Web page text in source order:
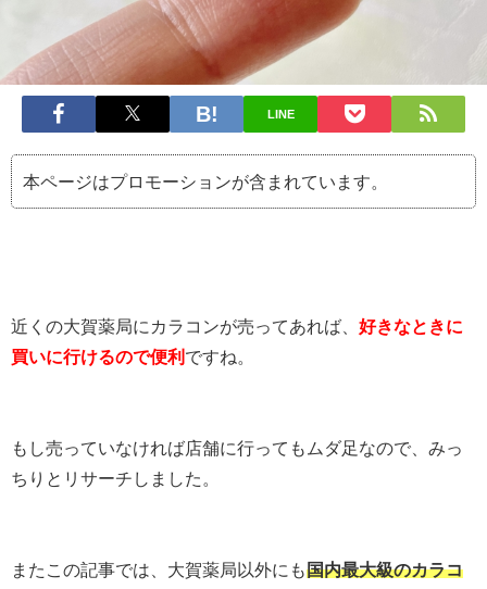
LINE
本ページはプロモーションが含まれています。
近くの大賀薬局にカラコンが売ってあれば、 好きなときに
買いに行けるので便利 ですね。
もし売っていなければ店舗に行ってもムダ足なので、みっ
ちりとリサーチしました。
またこの記事では、大賀薬局以外にも国内最大級のカラコ